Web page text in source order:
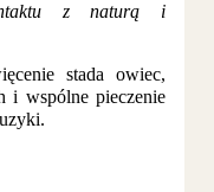
z naturą i
stada owiec,
i wspólne pieczenie